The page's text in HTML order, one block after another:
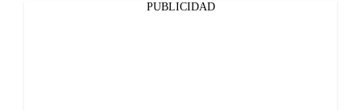
PUBLICIDAD